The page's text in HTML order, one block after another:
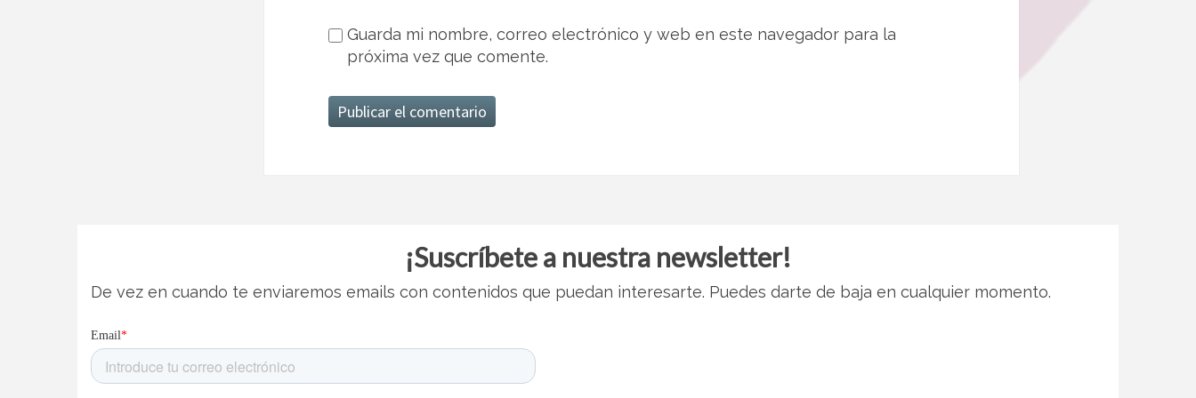
Guarda mi nombre, correo electrónico y web en este navegador para la
próxima vez que comente.
¡Suscríbete a nuestra newsletter!
De vez en cuando te enviaremos emails con contenidos que puedan interesarte. Puedes darte de baja en cualquier momento.